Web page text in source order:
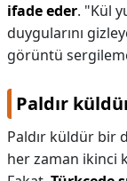
ifade eder. "Kül
duygularını
görüntü
Paldır
Paldır küldür bir
her zaman ikinci